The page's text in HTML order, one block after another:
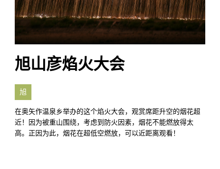
旭山彦焰火大会
旭
在奥矢作温泉乡举办的这个焰火大会，观赏席距升空的烟花超
近！因为被重山围绕，考虑到防火因素，烟花不能燃放得太
高。正因为此，烟花在超低空燃放，可以近距离观看！